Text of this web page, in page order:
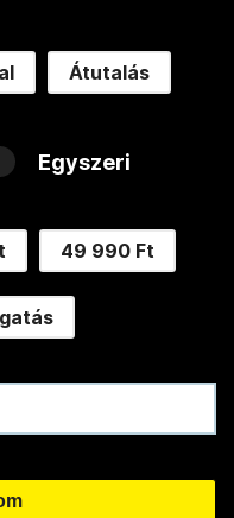
Átutalás
Egyszeri
49 990 Ft